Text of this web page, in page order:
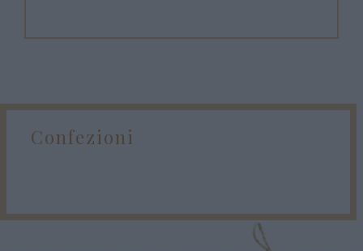
Confezioni